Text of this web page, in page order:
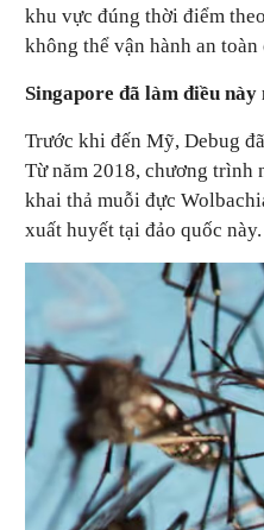
khu vực đúng thời điểm
không thể vận hành an
Singapore đã làm điều
Trước khi đến Mỹ, Debug
Từ năm 2018, chương trình
khai thả muỗi đực
xuất huyết tại đảo quốc này.